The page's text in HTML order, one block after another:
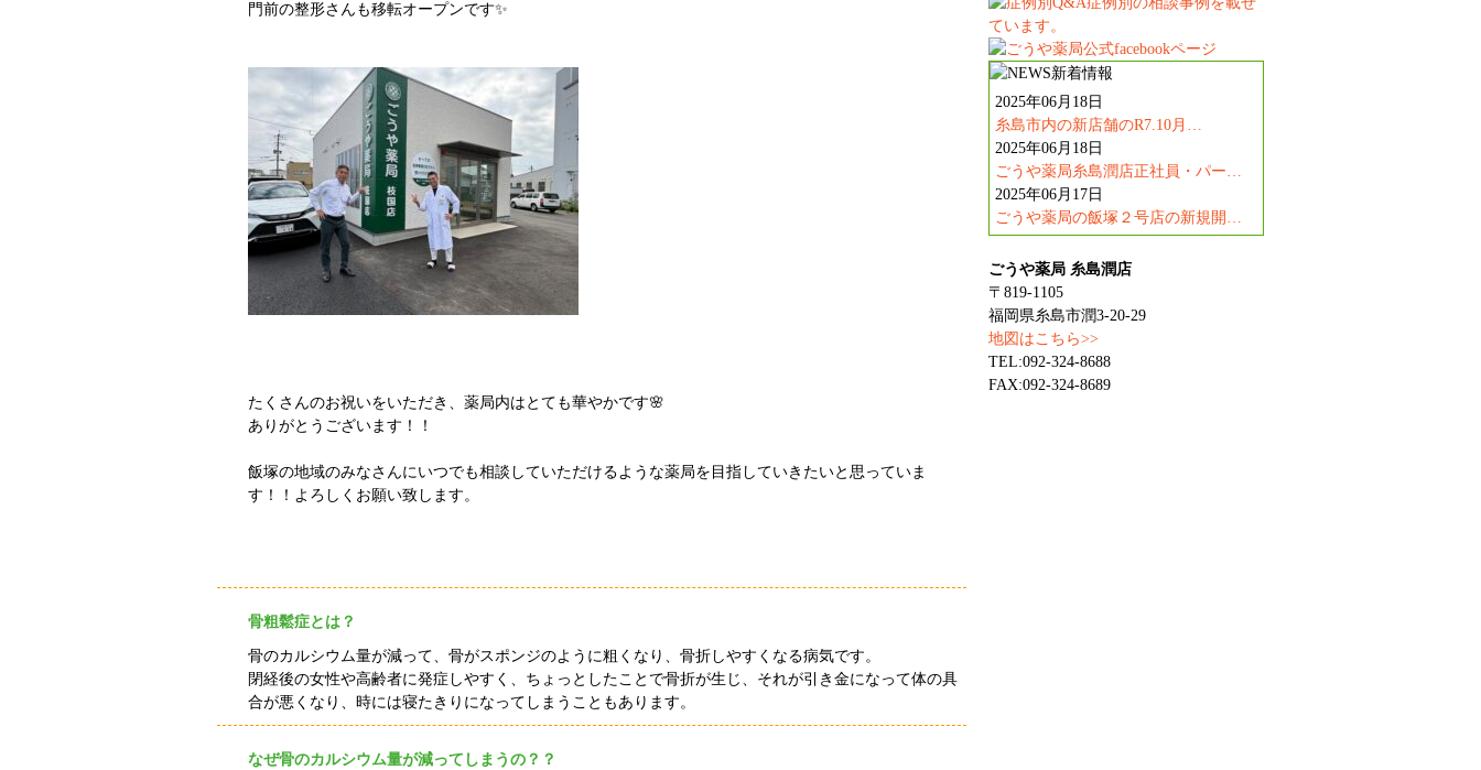
門前の整形さんも移転オープンです✨
たくさんのお祝いをいただき、薬局内はとても華やかです🌸
ありがとうございます！！
飯塚の地域のみなさんにいつでも相談していただけるような薬局を目指していきたいと思っていま
す！！よろしくお願い致します。
骨粗鬆症とは？
骨のカルシウム量が減って、骨がスポンジのように粗くなり、骨折しやすくなる病気です。
閉経後の女性や高齢者に発症しやすく、ちょっとしたことで骨折が生じ、それが引き金になって体の具
合が悪くなり、時には寝たきりになってしまうこともあります。
なぜ骨のカルシウム量が減ってしまうの？？
2025年06月18日
糸島市内の新店舗のR7.10月…
2025年06月18日
ごうや薬局糸島潤店正社員・パー…
2025年06月17日
ごうや薬局の飯塚２号店の新規開…
ごうや薬局 糸島潤店
〒819-1105
福岡県糸島市潤3-20-29
地図はこちら>>
TEL:092-324-8688
FAX:092-324-8689